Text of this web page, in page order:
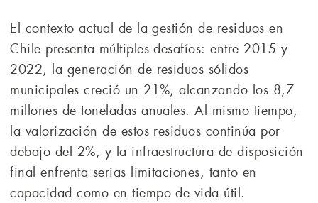
El contexto actual de la gestión de residuos en
Chile presenta múltiples desafíos: entre 2015 y
2022, la generación de residuos sólidos
municipales creció un 21%, alcanzando los 8,7
millones de toneladas anuales. Al mismo tiempo,
la valorización de estos residuos continúa por
debajo del 2%, y la infraestructura de disposición
final enfrenta serias limitaciones, tanto en
capacidad como en tiempo de vida útil.